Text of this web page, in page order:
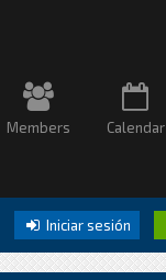
Members Calendar
Iniciar sesión